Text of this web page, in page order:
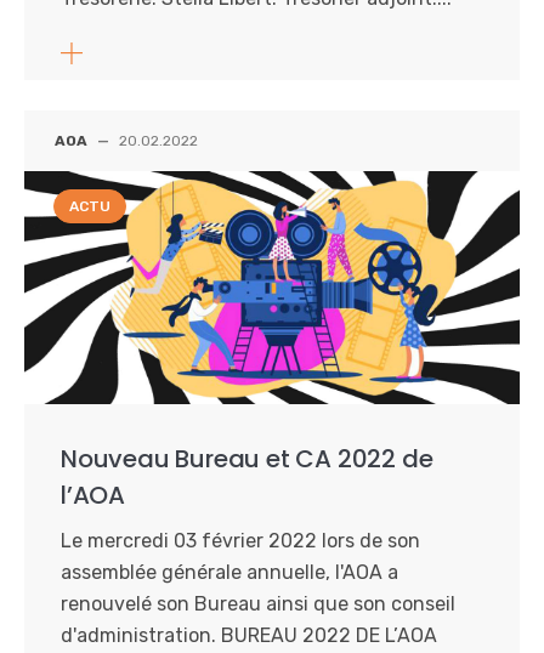
AOA — 20.02.2022
ACTU
Nouveau Bureau et CA 2022 de
l’AOA
Le mercredi 03 février 2022 lors de son
assemblée générale annuelle, l'AOA a
renouvelé son Bureau ainsi que son conseil
d'administration. BUREAU 2022 DE L’AOA